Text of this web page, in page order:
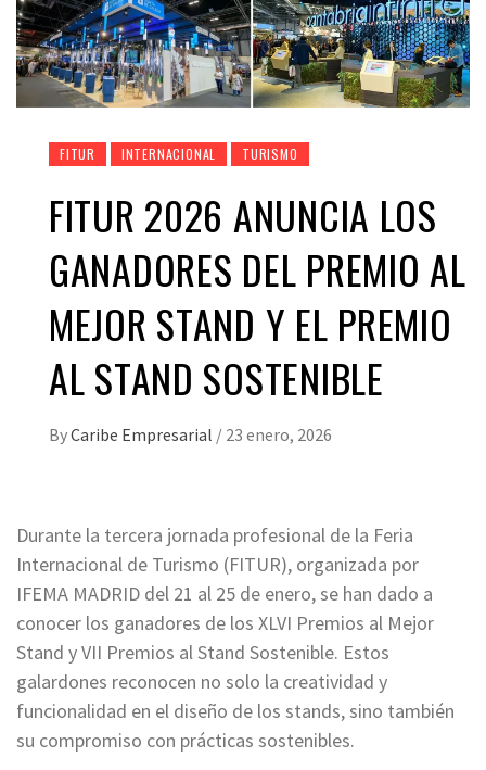
FITUR INTERNACIONAL TURISMO
FITUR 2026 ANUNCIA LOS
GANADORES DEL PREMIO AL
MEJOR STAND Y EL PREMIO
AL STAND SOSTENIBLE
ByCaribe Empresarial / 23 enero, 2026
Durante la tercera jornada profesional de la Feria
Internacional de Turismo (FITUR), organizada por
IFEMA MADRID del 21 al 25 de enero, se han dado a
conocer los ganadores de los XLVI Premios al Mejor
Stand y VII Premios al Stand Sostenible. Estos
galardones reconocen no solo la creatividad y
funcionalidad en el diseño de los stands, sino también
su compromiso con prácticas sostenibles.